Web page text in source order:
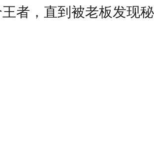
者，直到被老板发现